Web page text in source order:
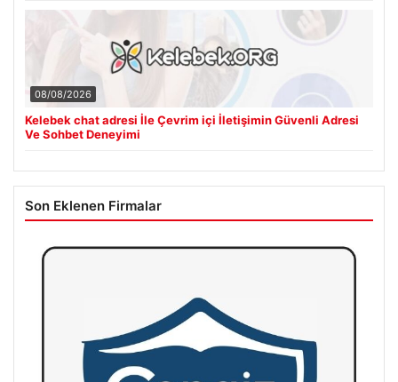
08/08/2026
Kelebek chat adresi İle Çevrim içi İletişimin Güvenli Adresi
Ve Sohbet Deneyimi
Son Eklenen Firmalar